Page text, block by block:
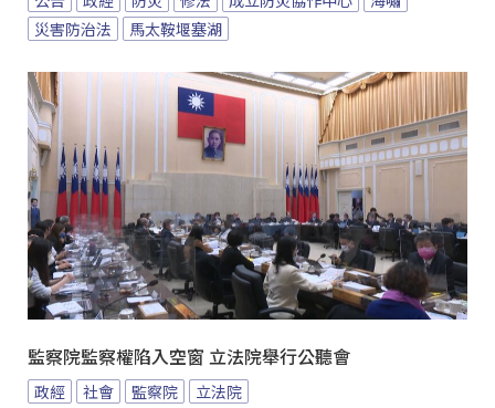
災害防治法
馬太鞍堰塞湖
監察院監察權陷入空窗 立法院舉行公聽會
政經 社會 監察院 立法院